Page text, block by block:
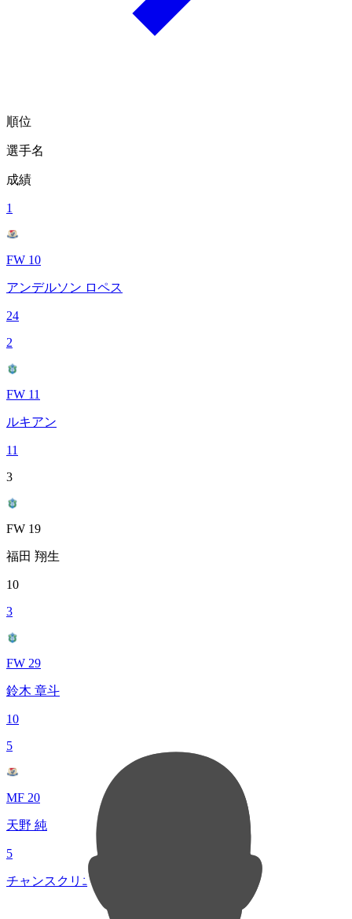
順位
選手名
成績
1
FW 10
アンデルソン ロペス
24
2
FW 11
ルキアン
11
3
FW 19
福田 翔生
10
3
FW 29
鈴木 章斗
10
5
MF 20
天野 純
5
チャンスクリエイト総数